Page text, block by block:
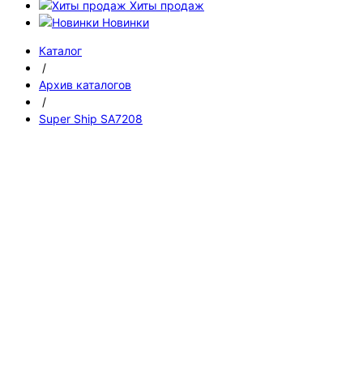
Хиты продаж
Новинки
Каталог
/
Архив каталогов
/
Super Ship SA7208